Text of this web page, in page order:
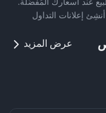
إعلانات التداول
عرض المزيد